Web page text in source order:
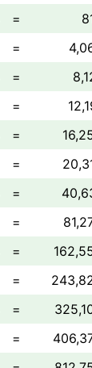
=
=
=
=
=
=
=
=
=
=
=
=